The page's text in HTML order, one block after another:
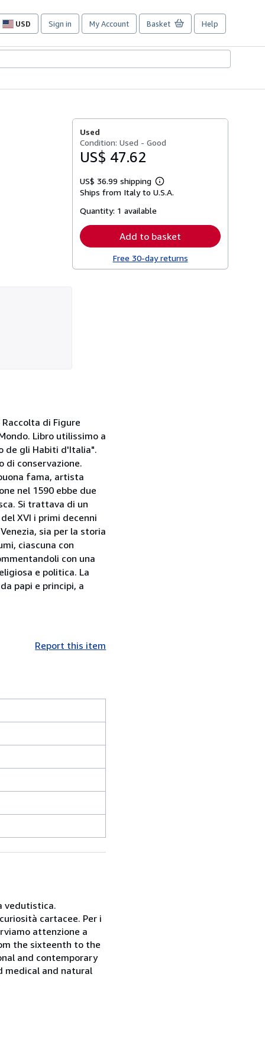
USD
Site
preferences
Sign in My Account Basket Help
Used
Condition: Used - Good
US$ 47.62
US$ 36.99 shipping
Learn
more
Ships from Italy to U.S.A.
Quantity: 1 available
Add to basket
Free 30-day returns
di Figure
Libro utilissimo a
de gli Habiti d'Italia".
di conservazione.
fama, artista
nel 1590 ebbe due
Si trattava di un
XVI i primi decenni
sia per la storia
ciascuna con
con una
e politica. La
papi e principi, a
Report this item
vedutistica.
cartacee. Per i
attenzione a
the sixteenth to the
and contemporary
medical and natural